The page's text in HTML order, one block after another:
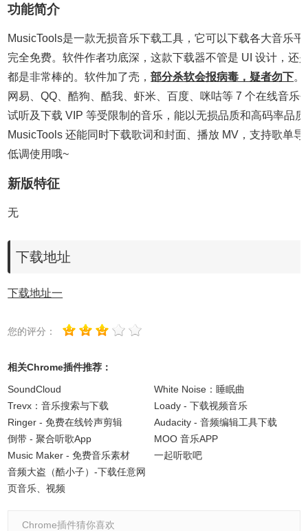
功能简介
MusicTools是一款无损音乐下载工具，它可以下载各大音乐
完全免费。软件作者功底深，这款下载器不管是 UI 设计，还
都是非常棒的。软件加了壳，部分杀软会报病毒，疑者勿下。
网易、QQ、酷狗、酷我、虾米、百度、咪咕等 7 个在线音乐
试听及下载 VIP 等受限制的音乐，能以无损品质和高码率品
MusicTools 还能同时下载歌词和封面、播放 MV，支持歌单
低调使用哦~
新版特征
无
下载地址
下载地址一
您的评分：
相关Chrome插件推荐：
SoundCloud
White Noise：睡眠曲
Trevx：音乐搜索与下载
Loady - 下载视频音乐
Ringer - 免费在线铃声剪辑
Audacity - 音频编辑工具下载
倒带 - 聚合听歌App
MOO 音乐APP
Music Maker - 免费音乐素材
一起听歌吧
音频大盗（酷小子）-下载任意网
页音乐、视频
Chrome插件猜你喜欢